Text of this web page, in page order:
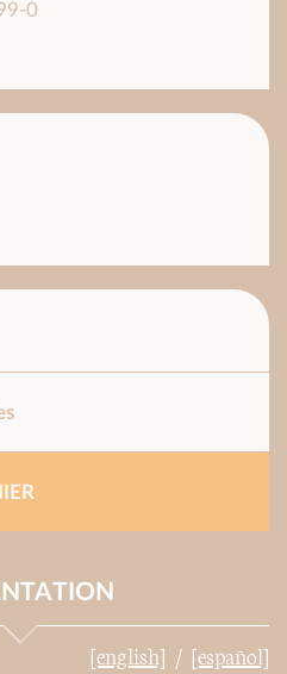
0
[english] [español]